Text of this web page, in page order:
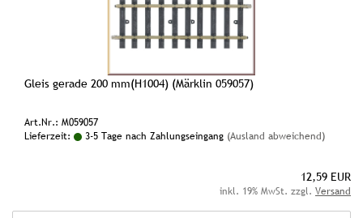
Gleis gerade 200 mm(H1004) (Märklin 059057)
Art.Nr.: M059057
Lieferzeit:
3-5 Tage nach Zahlungseingang (Ausland abweichend)
12,59 EUR
inkl. 19% MwSt. zzgl. Versand